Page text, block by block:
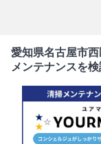
愛知県名古屋市
メンテナンスを